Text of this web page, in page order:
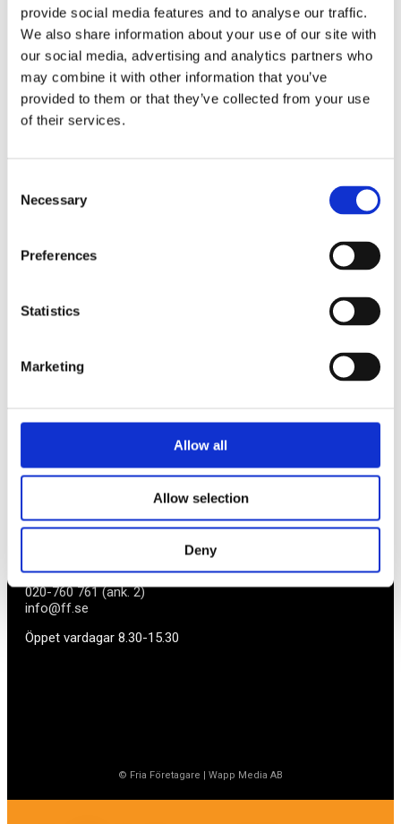
provide social media features and to analyse our traffic.
We also share information about your use of our site with
our social media, advertising and analytics partners who
may combine it with other information that you’ve
provided to them or that they’ve collected from your use
of their services.
Selection
Necessary
Preferences
Statistics
Marketing
Allow all
Allow selection
Deny
Företagarförbundet
Box 1132
020-760 761 (ank. 2)
info@ff.se
Öppet vardagar 8.30-15.30
Ett medlemskap späckat med småföretagaranpassade
inköpsavdelning, rådgivning, försäkringspaket och
mycket mer. Vi fokuserar på soloföretagare och små
Försäkringar
Rådgivning
Tips
Nyheter
© Fria Företagare | Wapp Media AB